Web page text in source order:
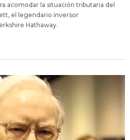
acomodar la situación tributaria del
el legendario inversor
Hathaway.